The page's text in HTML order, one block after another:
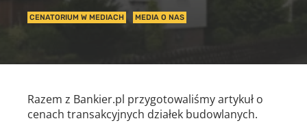
CENATORIUM W MEDIACH MEDIA O NAS
Razem z Bankier.pl przygotowaliśmy artykuł o
cenach transakcyjnych działek budowlanych.